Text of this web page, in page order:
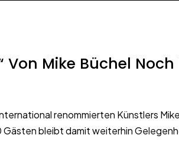
Mike Büchel
renommierten Künstlers
Gästen bleibt damit weiterhin